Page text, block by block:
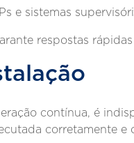
e sistemas
respostas
contínua, é
corretamente